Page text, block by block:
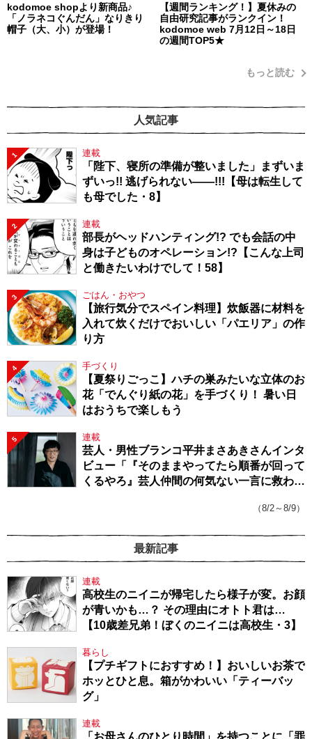
kodomoe shopより新商品♪
「ノラネコぐんだん」なりきり
帽子（大、小）が登場！
【週間ランキング！】夏休みの
自由研究記事がランクイン！
kodomoe web 7月12日～18日
の週間TOP5★
もっと読む
人気記事
1 連載
「陛下、寝所の準備が整いました」まずいま
ずいっ!! 逃げられない――!!!【母は転生して
も母でした・8】
2 連載
部長がヘッドハンティング!? でも会話の中
身は子どものオペレーション!?【こんな上司
と働きたいわけでして！58】
3 ごはん・おやつ
【旅行気分でスペイン料理】炊飯器に材料を
入れて炊くだけでおいしい「パエリア」の作
り方
4 手づくり
【夏祭りごっこ】ハチの巣みたいな立体のお
花「でんぐり紙の花」を手づくり！ 暑い日
はおうちで楽しもう
5 連載
芸人・男性ブランコ平井まさあきさんインタ
ビュー「『そのままやってたら順番が回って
くるやろ』芸人仲間の何気ない一言に救われ
（8/2～8/9）
最新記事
連載
高校生のニイニが帰宅したら様子が変。お顔
が青いかも…？ その理由にオトト君は…
【10歳差兄弟！ぼくのニイニは高校生・3】
暮らし
【プチギフトにおすすめ！】おいしいお茶で
ホッとひと息。箱がかわいい「ティーバッ
グ」
連載